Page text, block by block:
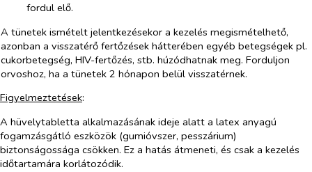
fordul elő.
A tünetek ismételt jelentkezésekor a kezelés megismételhető,
azonban a visszatérő fertőzések hátterében egyéb betegségek pl.
cukorbetegség, HIV-fertőzés, stb. húzódhatnak meg. Forduljon
orvoshoz, ha a tünetek 2 hónapon belül visszatérnek.
Figyelmeztetések:
A hüvelytabletta alkalmazásának ideje alatt a latex anyagú
fogamzásgátló eszközök (gumióvszer, pesszárium)
biztonságossága csökken. Ez a hatás átmeneti, és csak a kezelés
időtartamára korlátozódik.